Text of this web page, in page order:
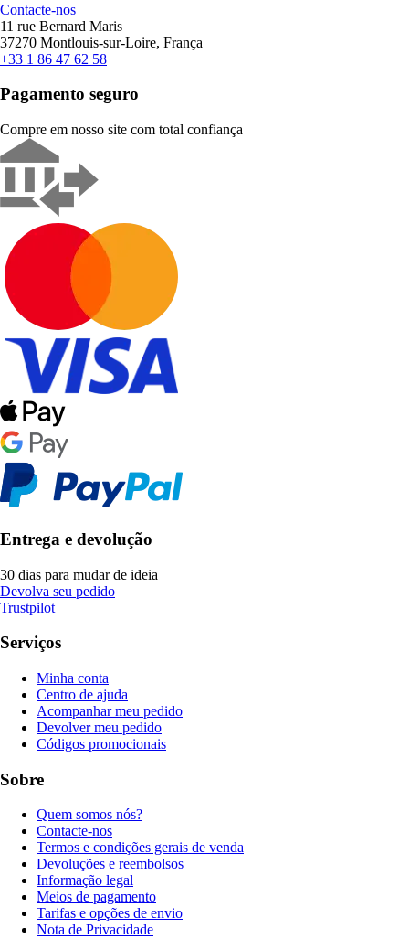
Contacte-nos
11 rue Bernard Maris
37270 Montlouis-sur-Loire, França
+33 1 86 47 62 58
Pagamento seguro
Compre em nosso site com total confiança
Entrega e devolução
30 dias para mudar de ideia
Devolva seu pedido
Trustpilot
Serviços
Minha conta
Centro de ajuda
Acompanhar meu pedido
Devolver meu pedido
Códigos promocionais
Sobre
Quem somos nós?
Contacte-nos
Termos e condições gerais de venda
Devoluções e reembolsos
Informação legal
Meios de pagamento
Tarifas e opções de envio
Nota de Privacidade